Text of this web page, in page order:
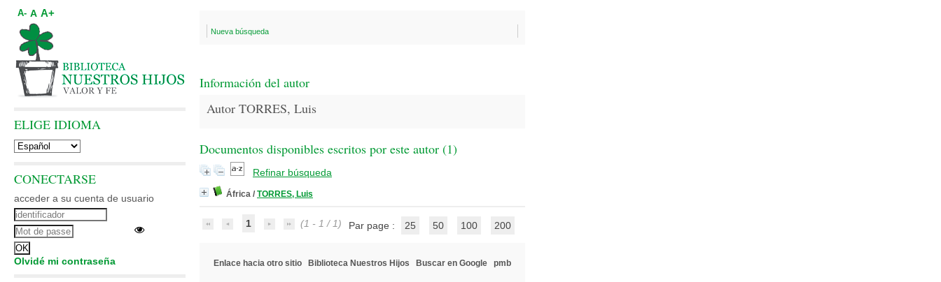
Nueva búsqueda
Información del autor
Autor TORRES, Luis
Documentos disponibles escritos por este autor (1)
Refinar búsqueda
África / TORRES, Luis
1 (1 - 1 / 1) Par page : 25 50 100 200
Enlace hacia otro sitio Biblioteca Nuestros Hijos Buscar en Google pmb
A- A A+
ELIGE IDIOMA
CONECTARSE
acceder a su cuenta de usuario
Olvidé mi contraseña